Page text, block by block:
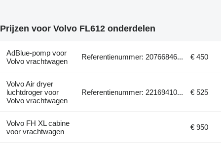
Prijzen voor Volvo FL612 onderdelen
AdBlue-pomp voor
Volvo vrachtwagen
Referentienummer: 20766846... € 450
Volvo Air dryer
luchtdroger voor
Volvo vrachtwagen
Referentienummer: 22169410... € 525
Volvo FH XL cabine
voor vrachtwagen
€ 950